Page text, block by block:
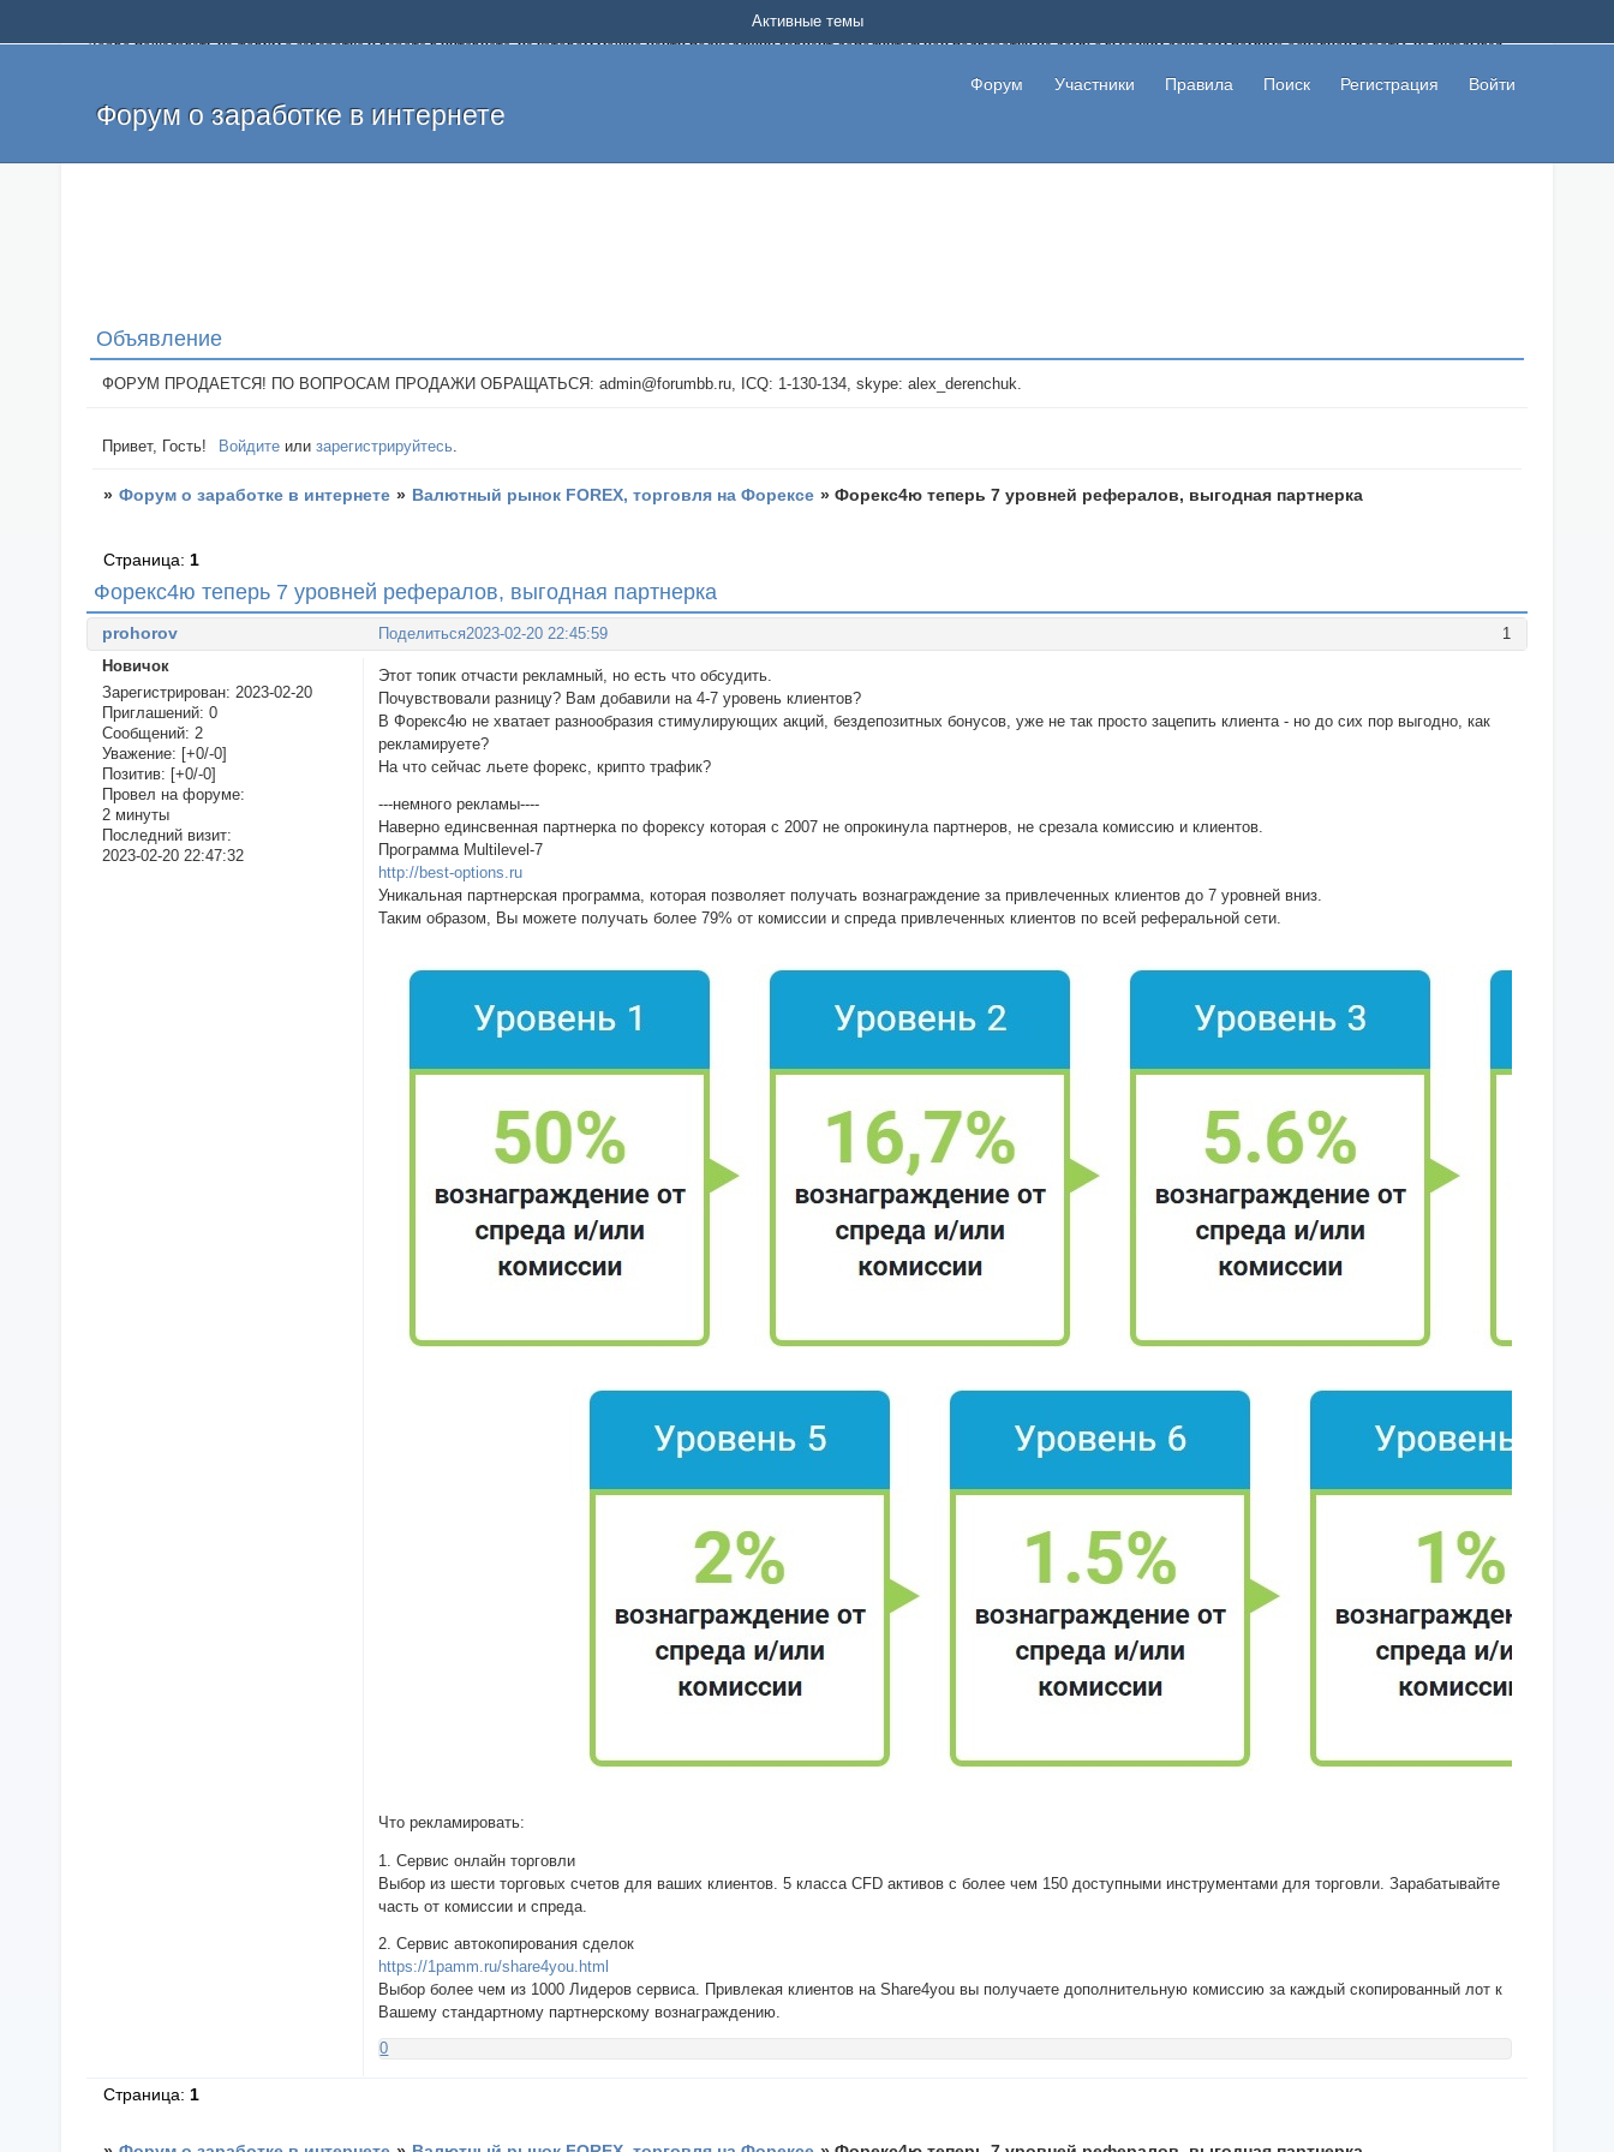
Добро пожаловать на форум о заработке и работе в интернете, на котором можно найти подходящий вариант дополнительной подработки на дому с высоким доходом помимо основной работы, не вкладывая
и оставлять свои отзывы. Если вы знаете, что определенный проект или сайт не платит, то указывайте в теме что это лохотрон, чтобы другие пользователи не попались на развод. Вы сможете начать зарабатывать
легкие деньги без вложений и регистрации уже сегодня. Создавайте новые темы, размещайте объявления со своими пригласительными ссылками и первая прибыль не заставит себя долго ждать.
Форум о заработке в интернете
Форум Участники Правила Поиск Регистрация Войти
Активные темы
Объявление
ФОРУМ ПРОДАЕТСЯ! ПО ВОПРОСАМ ПРОДАЖИ ОБРАЩАТЬСЯ: admin@forumbb.ru, ICQ: 1-130-134, skype: alex_derenchuk.
Привет, Гость! Войдите илизарегистрируйтесь.
» Форум о заработке в интернете » Валютный рынок FOREX, торговля на Форексе »Форекс4ю теперь 7 уровней рефералов, выгодная партнерка
Форекс4ю теперь 7 уровней рефералов, выгодная партнерка
Страница: 1
Поделиться 1
2023-02-20 22:45:59
prohorov
Новичок
Зарегистрирован: 2023-02-20
Приглашений: 0
Сообщений: 2
Уважение: [+0/-0]
Позитив: [+0/-0]
Провел на форуме:
2 минуты
Последний визит:
2023-02-20 22:47:32
Этот топик отчасти рекламный, но есть что обсудить.
Почувствовали разницу? Вам добавили на 4-7 уровень клиентов?
В Форекс4ю не хватает разнообразия стимулирующих акций, бездепозитных бонусов, уже не так просто зацепить клиента - но до сих пор выгодно, как
рекламируете?
На что сейчас льете форекс, крипто трафик?
---немного рекламы----
Наверно единсвенная партнерка по форексу которая с 2007 не опрокинула партнеров, не срезала комиссию и клиентов.
Программа Multilevel-7
http://best-options.ru
Уникальная партнерская программа, которая позволяет получать вознаграждение за привлеченных клиентов до 7 уровней вниз.
Таким образом, Вы можете получать более 79% от комиссии и спреда привлеченных клиентов по всей реферальной сети.
Что рекламировать:
1. Сервис онлайн торговли
Выбор из шести торговых счетов для ваших клиентов. 5 класса CFD активов с более чем 150 доступными инструментами для торговли. Зарабатывайте
часть от комиссии и спреда.
2. Сервис автокопирования сделок
https://1pamm.ru/share4you.html
Выбор более чем из 1000 Лидеров сервиса. Привлекая клиентов на Share4you вы получаете дополнительную комиссию за каждый скопированный лот к
Вашему стандартному партнерскому вознаграждению.
0
Страница:1